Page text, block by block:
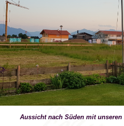
Süden mit unseren